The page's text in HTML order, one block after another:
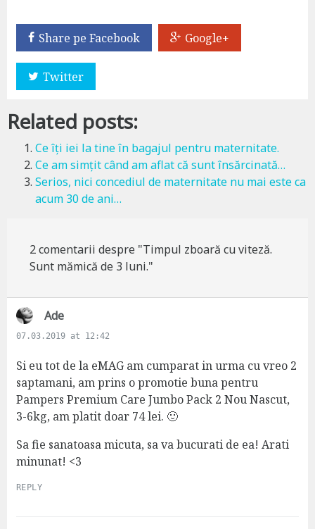
Share pe Facebook Google+
Twitter
Related posts:
Ce îți iei la tine în bagajul pentru maternitate.
Ce am simțit când am aflat că sunt însărcinată…
Serios, nici concediul de maternitate nu mai este ca
acum 30 de ani…
2 comentarii despre "Timpul zboară cu viteză.
Sunt mămică de 3 luni."
Ades
a
s
:
07.03.2019 at 12:42
Si eu tot de la eMAG am cumparat in urma cu vreo 2
saptamani, am prins o promotie buna pentru
Pampers Premium Care Jumbo Pack 2 Nou Nascut,
3-6kg, am platit doar 74 lei. 🙂
Sa fie sanatoasa micuta, sa va bucurati de ea! Arati
minunat! <3
REPLY